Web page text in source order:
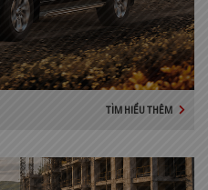
TÌM HIỂU THÊM